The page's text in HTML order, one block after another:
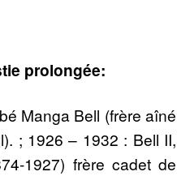
prolongée:
Manga Bell (frère aîné
; 1926 – 1932 : Bell II,
1927) frère cadet de